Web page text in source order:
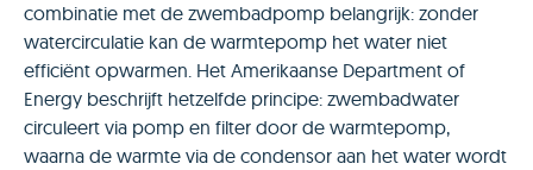
combinatie met de zwembadpomp belangrijk: zonder
watercirculatie kan de warmtepomp het water niet
efficiënt opwarmen. Het Amerikaanse Department of
Energy beschrijft hetzelfde principe: zwembadwater
circuleert via pomp en filter door de warmtepomp,
waarna de warmte via de condensor aan het water wordt